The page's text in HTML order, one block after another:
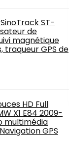
ST-
de
magnétique
traqueur GPS de
HD Full
X1 E84 2009-
multimédia
GPS